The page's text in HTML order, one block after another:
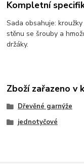
Kompletní
Sada obsahuje:
stěnu se šrouby a
držáky.
Zboží zařazeno v
Dřevěné garnýže
jednotyčové